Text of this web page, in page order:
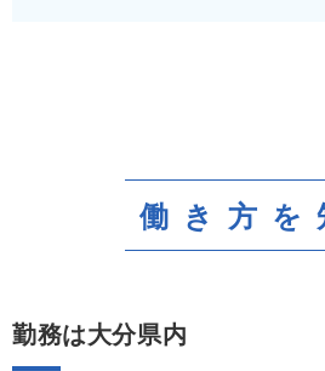
働き方を
勤務は大分県内